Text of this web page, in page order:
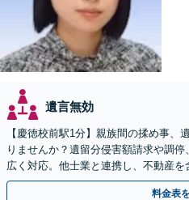
遺言無効
【慶徳校前駅1分】親族間の揉め事、
りませんか？遺留分侵害額請求や調
広く対応。他士業と連携し、不動産を
トします。【WEB相談可能】【夜間
料金表